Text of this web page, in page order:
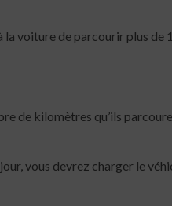
voiture de parcourir plus de
de kilomètres qu’ils
vous devrez charger le